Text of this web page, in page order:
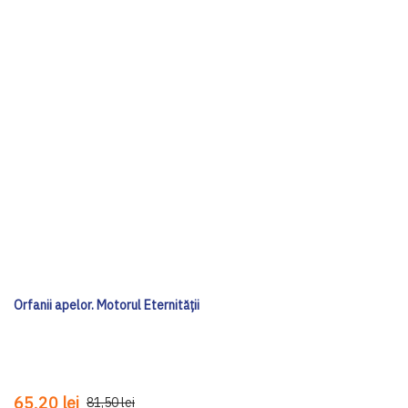
Orfanii apelor. Motorul Eternității
65,20 lei 81,50 lei